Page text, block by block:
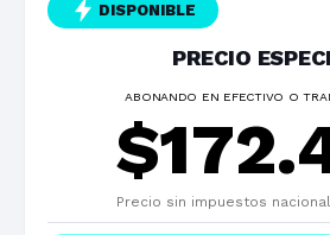
DISPONIBLE
PRECIO
ABONANDO EN EFECTIVO O
$
Precio sin impuestos